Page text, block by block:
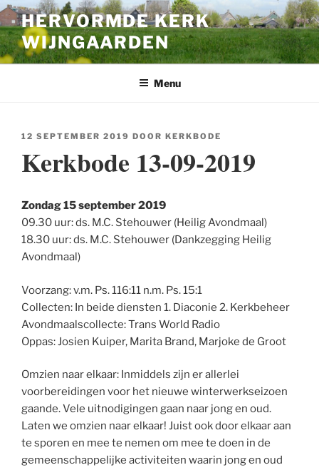
Ga
naar
de
inhoud
HERVORMDE KERK
WIJNGAARDEN
Menu
GEPLAATST
12 SEPTEMBER 2019 DOOR KERKBODE
Kerkbode 13-09-2019
Zondag 15 september 2019
09.30 uur: ds. M.C. Stehouwer (Heilig Avondmaal)
18.30 uur: ds. M.C. Stehouwer (Dankzegging Heilig
Avondmaal)
Voorzang: v.m. Ps. 116:11 n.m. Ps. 15:1
Collecten: In beide diensten 1. Diaconie 2. Kerkbeheer
Avondmaalscollecte: Trans World Radio
Oppas: Josien Kuiper, Marita Brand, Marjoke de Groot
Omzien naar elkaar: Inmiddels zijn er allerlei
voorbereidingen voor het nieuwe winterwerkseizoen
gaande. Vele uitnodigingen gaan naar jong en oud.
Laten we omzien naar elkaar! Juist ook door elkaar aan
te sporen en mee te nemen om mee te doen in de
gemeenschappelijke activiteiten waarin jong en oud